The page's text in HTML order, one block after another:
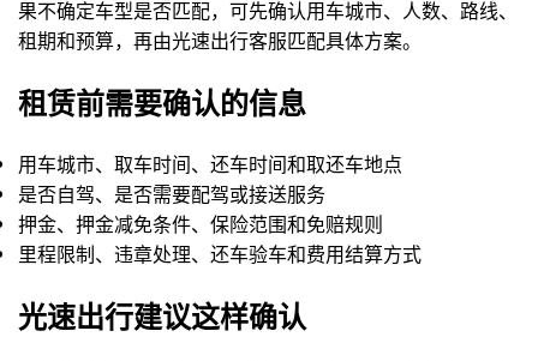
果不确定车型是否匹配，可先确认用车城市、人数、路线、
租期和预算，再由光速出行客服匹配具体方案。
租赁前需要确认的信息
用车城市、取车时间、还车时间和取还车地点
是否自驾、是否需要配驾或接送服务
押金、押金减免条件、保险范围和免赔规则
里程限制、违章处理、还车验车和费用结算方式
光速出行建议这样确认